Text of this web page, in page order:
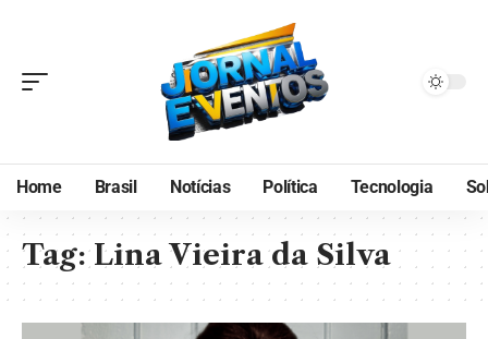
Home Brasil Notícias Política Tecnologia
Tag:Lina Vieira da Silva